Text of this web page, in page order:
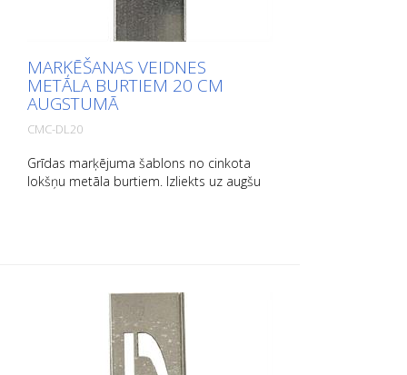
MARĶĒŠANAS VEIDNES
METĀLA BURTIEM 20 CM
AUGSTUMĀ
CMC-DL20
Grīdas marķējuma šablons no cinkota
lokšņu metāla burtiem. Izliekts uz augšu